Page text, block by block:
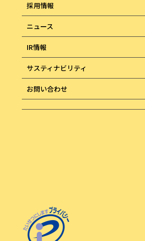
採用情報
ニュース
IR情報
サスティナビリティ
お問い合わせ